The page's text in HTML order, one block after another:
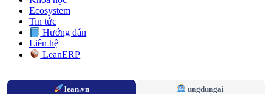
Ecosystem
Tin tức
Hướng dẫn
Liên hệ
LeanERP
lean.vn ungdungai